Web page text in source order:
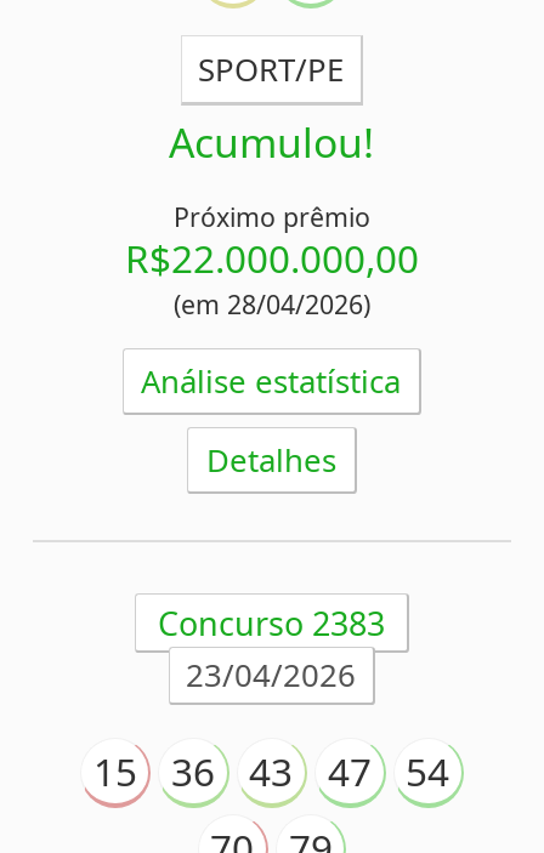
Detalhes
18/04/2026
23 30 37
64
68
80
MANAUS/AM
Acumulou!
Próximo prêmio
R$21.000.000,00
(em 23/04/2026)
Análise estatística
Detalhes